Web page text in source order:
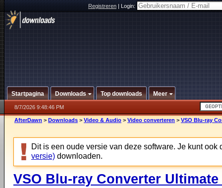
Registreren|Login:
Startpagina Downloads Top downloads Meer
8/7/2026 9:48:46 PM
AfterDawn > Downloads > Video & Audio > Video converteren > VSO Blu-ray
Dit is een oude versie van deze software. Je kunt ook
versie) downloaden.
VSO Blu-ray Converter Ultimate